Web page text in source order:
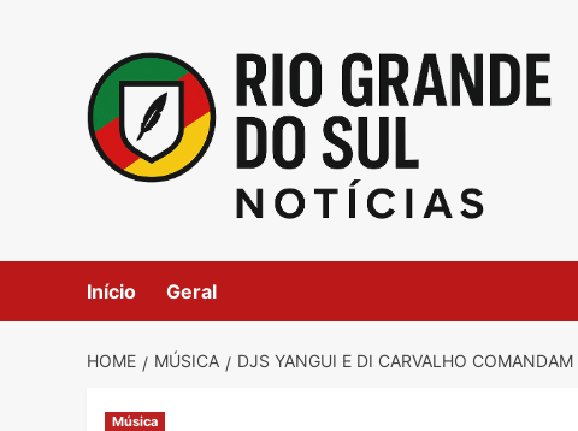
Início Geral
HOME MÚSICA DJS YANGUI E DI CARVALHO
Música